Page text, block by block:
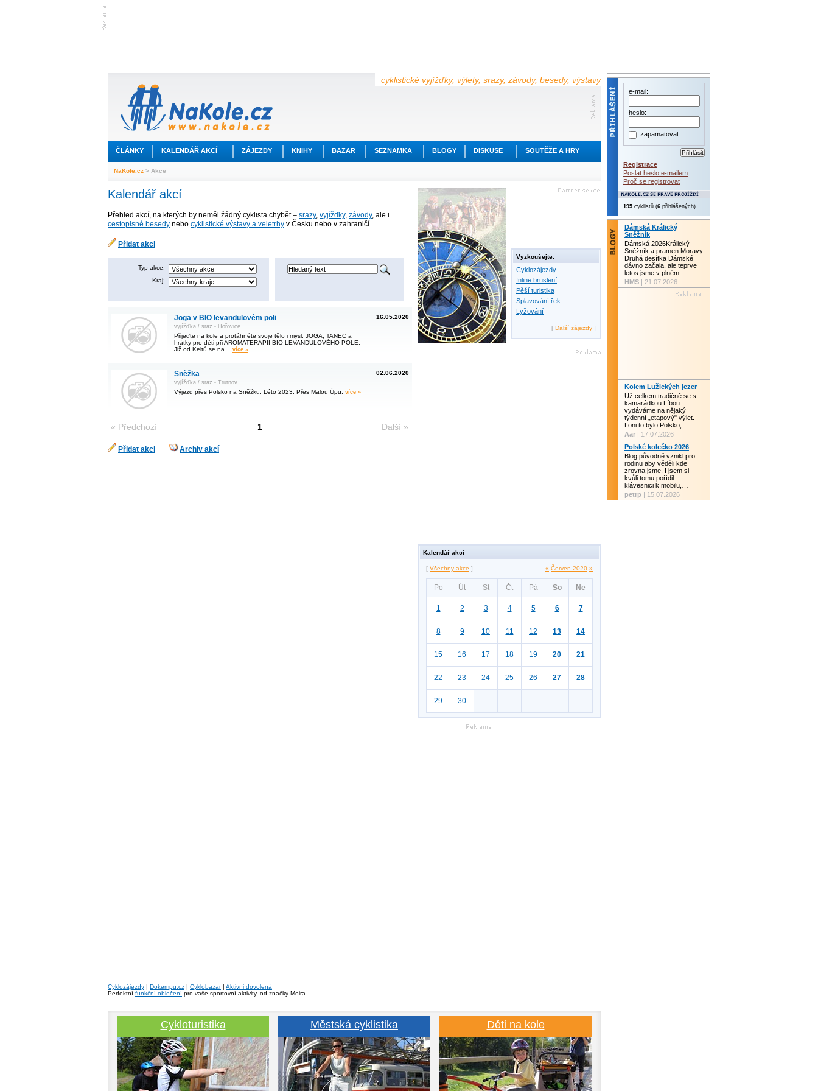
cyklistické vyjížďky, výlety, srazy, závody, besedy, výstavy
ČLÁNKY KALENDÁŘ AKCÍ ZÁJEZDY KNIHY BAZAR SEZNAMKA BLOGY DISKUSE SOUTĚŽE A HRY
NaKole.cz > Akce
Kalendář akcí
Přehled akcí, na kterých by neměl žádný cyklista chybět – srazy, vyjížďky, závody, ale i
cestopisné besedy nebo cyklistické výstavy a veletrhy v Česku nebo v zahraničí.
Přidat akci
Typ akce:
Kraj:
Joga v BIO levandulovém poli
vyjížďka / sraz - Hořovice
Přijeďte na kole a protáhněte svoje tělo i mysl. JOGA, TANEC a
hrátky pro děti při AROMATERAPII BIO LEVANDULOVÉHO POLE.
Již od Keltů se na… více »
16.05.2020
Sněžka
vyjížďka / sraz - Trutnov
Výjezd přes Polsko na Sněžku. Léto 2023. Přes Malou Úpu. více »
02.06.2020
« Předchozí 1 Další »
Přidat akci Archiv akcí
Vyzkoušejte:
Cyklozájezdy
Inline bruslení
Pěší turistika
Splavování řek
Lyžování
[ Další zájezdy ]
Kalendář akcí
[ Všechny akce ] « Červen 2020 »
Po Út St Čt Pá So Ne
1 2 3 4 5 6 7
8 9 10 11 12 13 14
15 16 17 18 19 20 21
22 23 24 25 26 27 28
29 30
Cyklozájezdy | Dokempu.cz | Cyklobazar| Aktivni dovolená
Perfektní funkční oblečení pro vaše sportovní aktivity, od značky Moira.
Cykloturistika Městská cyklistika Děti na kole
e-mail:
heslo:
zapamatovat
Registrace
Poslat heslo e-mailem
Proč se registrovat
195 cyklistů (6 přihlášených)
Dámská Králický
Sněžník
Dámská 2026Králický
Sněžník a pramen Moravy
Druhá desítka Dámské
dávno začala, ale teprve
letos jsme v plném…
HMS | 21.07.2026
Kolem Lužických jezer
Už celkem tradičně se s
kamarádkou Líbou
vydáváme na nějaký
týdenní „etapový" výlet.
Loni to bylo Polsko,…
Aar | 17.07.2026
Polské kolečko 2026
Blog původně vznikl pro
rodinu aby věděli kde
zrovna jsme. I jsem si
kvůli tomu pořídil
klávesnici k mobilu,…
petrp | 15.07.2026